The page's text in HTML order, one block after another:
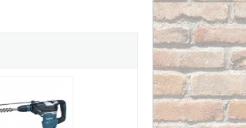
Makita HR4013C 40mm AVT